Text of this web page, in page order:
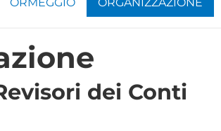
dei Conti